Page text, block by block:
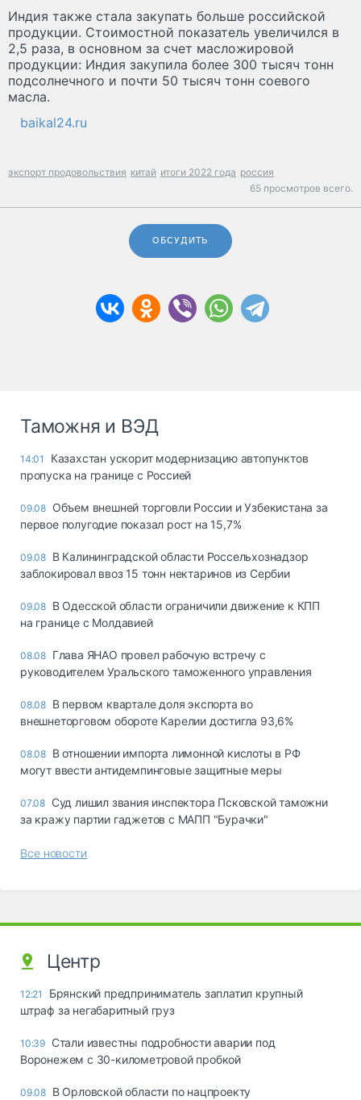
Индия также стала закупать больше российской
продукции. Стоимостной показатель увеличился в
2,5 раза, в основном за счет масложировой
продукции: Индия закупила более 300 тысяч тонн
подсолнечного и почти 50 тысяч тонн соевого
масла.
baikal24.ru
экспорт продовольствия китай итоги 2022 года россия
65 просмотров всего.
ОБСУДИТЬ
Таможня и ВЭД
14:01
Казахстан ускорит модернизацию автопунктов
пропуска на границе с Россией
09.08 Объем внешней торговли России и Узбекистана за
первое полугодие показал рост на 15,7%
09.08 В Калининградской области Россельхознадзор
заблокировал ввоз 15 тонн нектаринов из Сербии
09.08 В Одесской области ограничили движение к КПП
на границе с Молдавией
08.08 Глава ЯНАО провел рабочую встречу с
руководителем Уральского таможенного управления
08.08 В первом квартале доля экспорта во
внешнеторговом обороте Карелии достигла 93,6%
08.08 В отношении импорта лимонной кислоты в РФ
могут ввести антидемпинговые защитные меры
07.08 Суд лишил звания инспектора Псковской таможни
за кражу партии гаджетов с МАПП "Бурачки"
Все новости
Центр
12:21
Брянский предприниматель заплатил крупный
штраф за негабаритный груз
10:39 Стали известны подробности аварии под
Воронежем с 30-километровой пробкой
09.08 В Орловской области по нацпроекту